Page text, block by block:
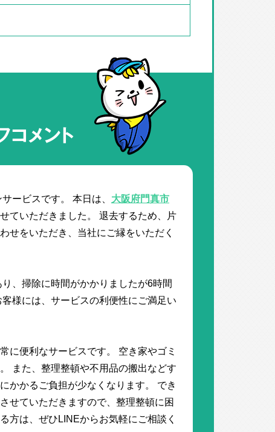
コメント
ービスです。 本日は、 大阪府門真市
ていただきました。 退去するため、片
せをいただき、当社にご縁をいただく
、掃除に時間がかかりましたが6時間
様には、サービスの利便性にご満足い
に便利なサービスです。 空き家やゴミ
また、整理整頓や不用品の搬出などす
かかるご負担が少なくなります。 でき
せていただきますので、整理整頓に困
方は、ぜひLINEからお気軽にご相談く